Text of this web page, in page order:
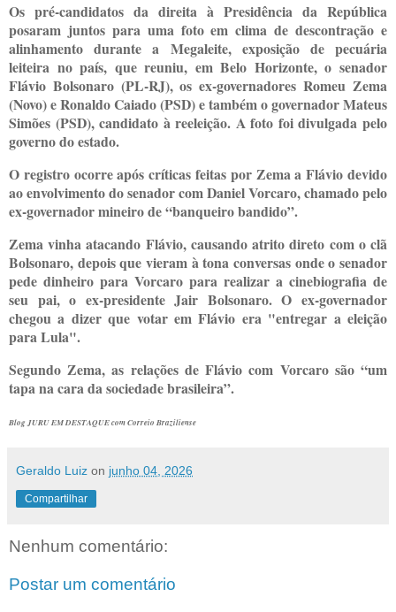
Os pré-candidatos da direita à Presidência da República
posaram juntos para uma foto em clima de descontração e
alinhamento durante a Megaleite, exposição de pecuária
leiteira no país, que reuniu, em Belo Horizonte, o senador
Flávio Bolsonaro (PL-RJ), os ex-governadores Romeu Zema
(Novo) e Ronaldo Caiado (PSD) e também o governador Mateus
Simões (PSD), candidato à reeleição. A foto foi divulgada pelo
governo do estado.
O registro ocorre após críticas feitas por Zema a Flávio devido
ao envolvimento do senador com Daniel Vorcaro, chamado pelo
ex-governador mineiro de “banqueiro bandido”.
Zema vinha atacando Flávio, causando atrito direto com o clã
Bolsonaro, depois que vieram à tona conversas onde o senador
pede dinheiro para Vorcaro para realizar a cinebiografia de
seu pai, o ex-presidente Jair Bolsonaro. O ex-governador
chegou a dizer que votar em Flávio era "entregar a eleição
para Lula".
Segundo Zema, as relações de Flávio com Vorcaro são “um
tapa na cara da sociedade brasileira”.
Blog JURU EM DESTAQUE com Correio Braziliense
Geraldo Luiz on junho 04, 2026
Compartilhar
Nenhum comentário:
Postar um comentário